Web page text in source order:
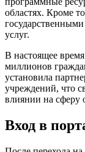
областях. Кроме
услуг.
В настоящее
миллионов
установила
учреждений, что
влиянии на сферу
Вход в